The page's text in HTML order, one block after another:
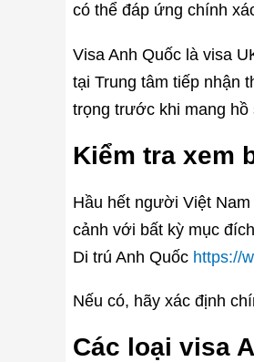
có thể đáp ứng chính
Visa Anh Quốc là visa
tại Trung tâm tiếp nhận
trọng trước khi mang hồ
Kiểm tra xem
Hầu hết người Việt
cảnh với bất kỳ mục
Di trú Anh Quốc https://
Nếu có, hãy xác định
Các loại visa